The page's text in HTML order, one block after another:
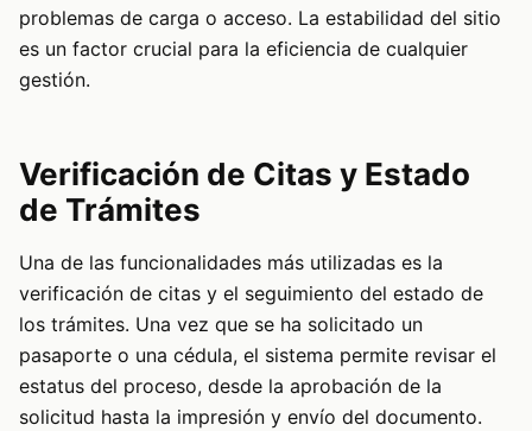
problemas de carga o acceso. La estabilidad del sitio
es un factor crucial para la eficiencia de cualquier
gestión.
Verificación de Citas y Estado
de Trámites
Una de las funcionalidades más utilizadas es la
verificación de citas y el seguimiento del estado de
los trámites. Una vez que se ha solicitado un
pasaporte o una cédula, el sistema permite revisar el
estatus del proceso, desde la aprobación de la
solicitud hasta la impresión y envío del documento.